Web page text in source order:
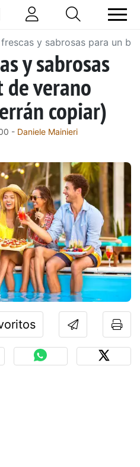
frescas y sabrosas para un
y sabrosas
verano
copiar)
- Daniele Mainieri